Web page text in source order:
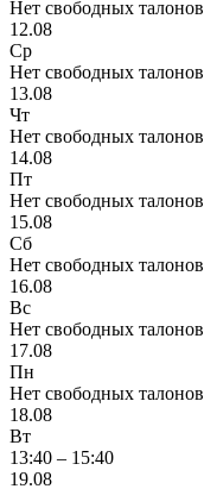
Нет свободных талонов
12.08
Ср
Нет свободных талонов
13.08
Чт
Нет свободных талонов
14.08
Пт
Нет свободных талонов
15.08
Сб
Нет свободных талонов
16.08
Вс
Нет свободных талонов
17.08
Пн
Нет свободных талонов
18.08
Вт
13:40 – 15:40
19.08